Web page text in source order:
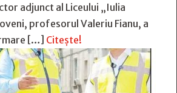
adjunct al Liceului „Iulia
profesorul Valeriu Fianu, a
[…] Citește!